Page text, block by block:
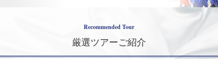
Recommended Tour
厳選ツアーご紹介